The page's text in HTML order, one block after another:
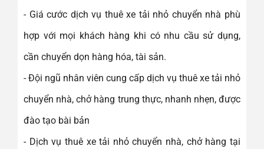
- Giá cước dịch vụ thuê xe tải nhỏ chuyển nhà phù
hợp với mọi khách hàng khi có nhu cầu sử dụng,
cần chuyển dọn hàng hóa, tài sản.
- Đội ngũ nhân viên cung cấp dịch vụ thuê xe tải nhỏ
chuyển nhà, chở hàng trung thực, nhanh nhẹn, được
đào tạo bài bản
- Dịch vụ thuê xe tải nhỏ chuyển nhà, chở hàng tại